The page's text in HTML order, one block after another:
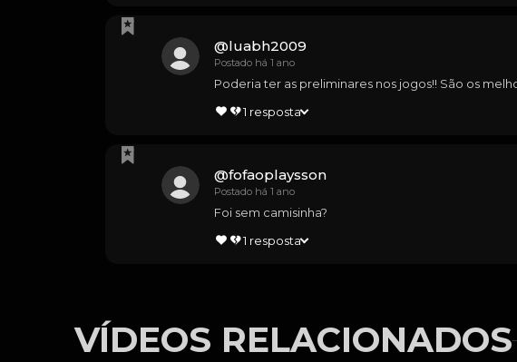
@luabh2009
Postado há 1 ano
Poderia ter as preliminares nos jogos!! São os
1 resposta
@fofaoplaysson
Postado há 1 ano
Foi sem camisinha?
1 resposta
VÍDEOS RELACIONADOS